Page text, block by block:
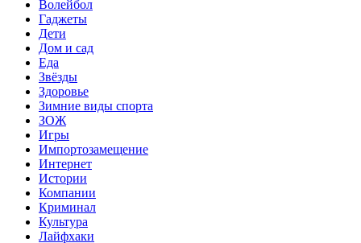
Волейбол
Гаджеты
Дети
Дом и сад
Еда
Звёзды
Здоровье
Зимние виды спорта
ЗОЖ
Игры
Импортозамещение
Интернет
Истории
Компании
Криминал
Культура
Лайфхаки